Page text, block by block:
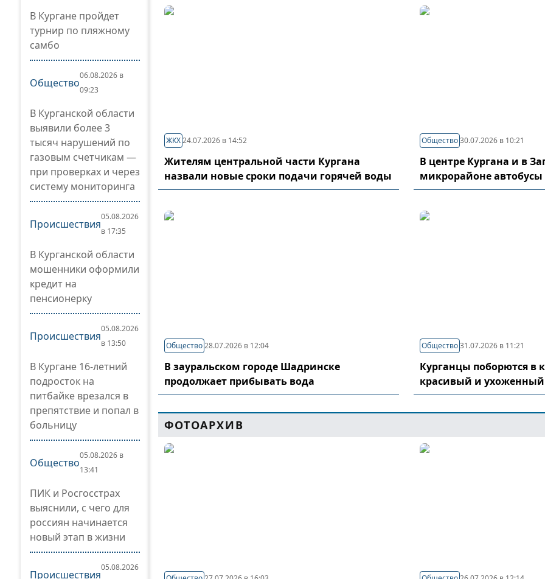
В Кургане пройдет
турнир по пляжному
самбо
Общество
06.08.2026 в
09:23
В Курганской области
выявили более 3
тысяч нарушений по
газовым счетчикам —
при проверках и через
систему мониторинга
Происшествия
05.08.2026
в 17:35
В Курганской области
мошенники оформили
кредит на
пенсионерку
Происшествия
05.08.2026
в 13:50
В Кургане 16-летний
подросток на
питбайке врезался в
препятствие и попал в
больницу
Общество
05.08.2026 в
13:41
ПИК и Росгосстрах
выяснили, с чего для
россиян начинается
новый этап в жизни
Происшествия
05.08.2026
ЖКХ24.07.2026 в 14:52
Жителям центральной части Кургана
назвали новые сроки подачи горячей воды
Общество 30.07.2026 в 10:21
В центре Кургана и в
микрорайоне
Общество28.07.2026 в 12:04
В зауральском городе Шадринске
продолжает прибывать вода
Общество 31.07.2026 в 11:21
Курганцы поборются в
красивый и
ФОТОАРХИВ